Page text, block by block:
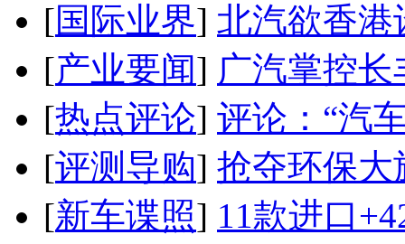
[国际业界] 北汽欲香港
[产业要闻] 广汽掌控
[热点评论] 评论：“汽
[评测导购] 抢夺环保大
[新车谍照] 11款进口